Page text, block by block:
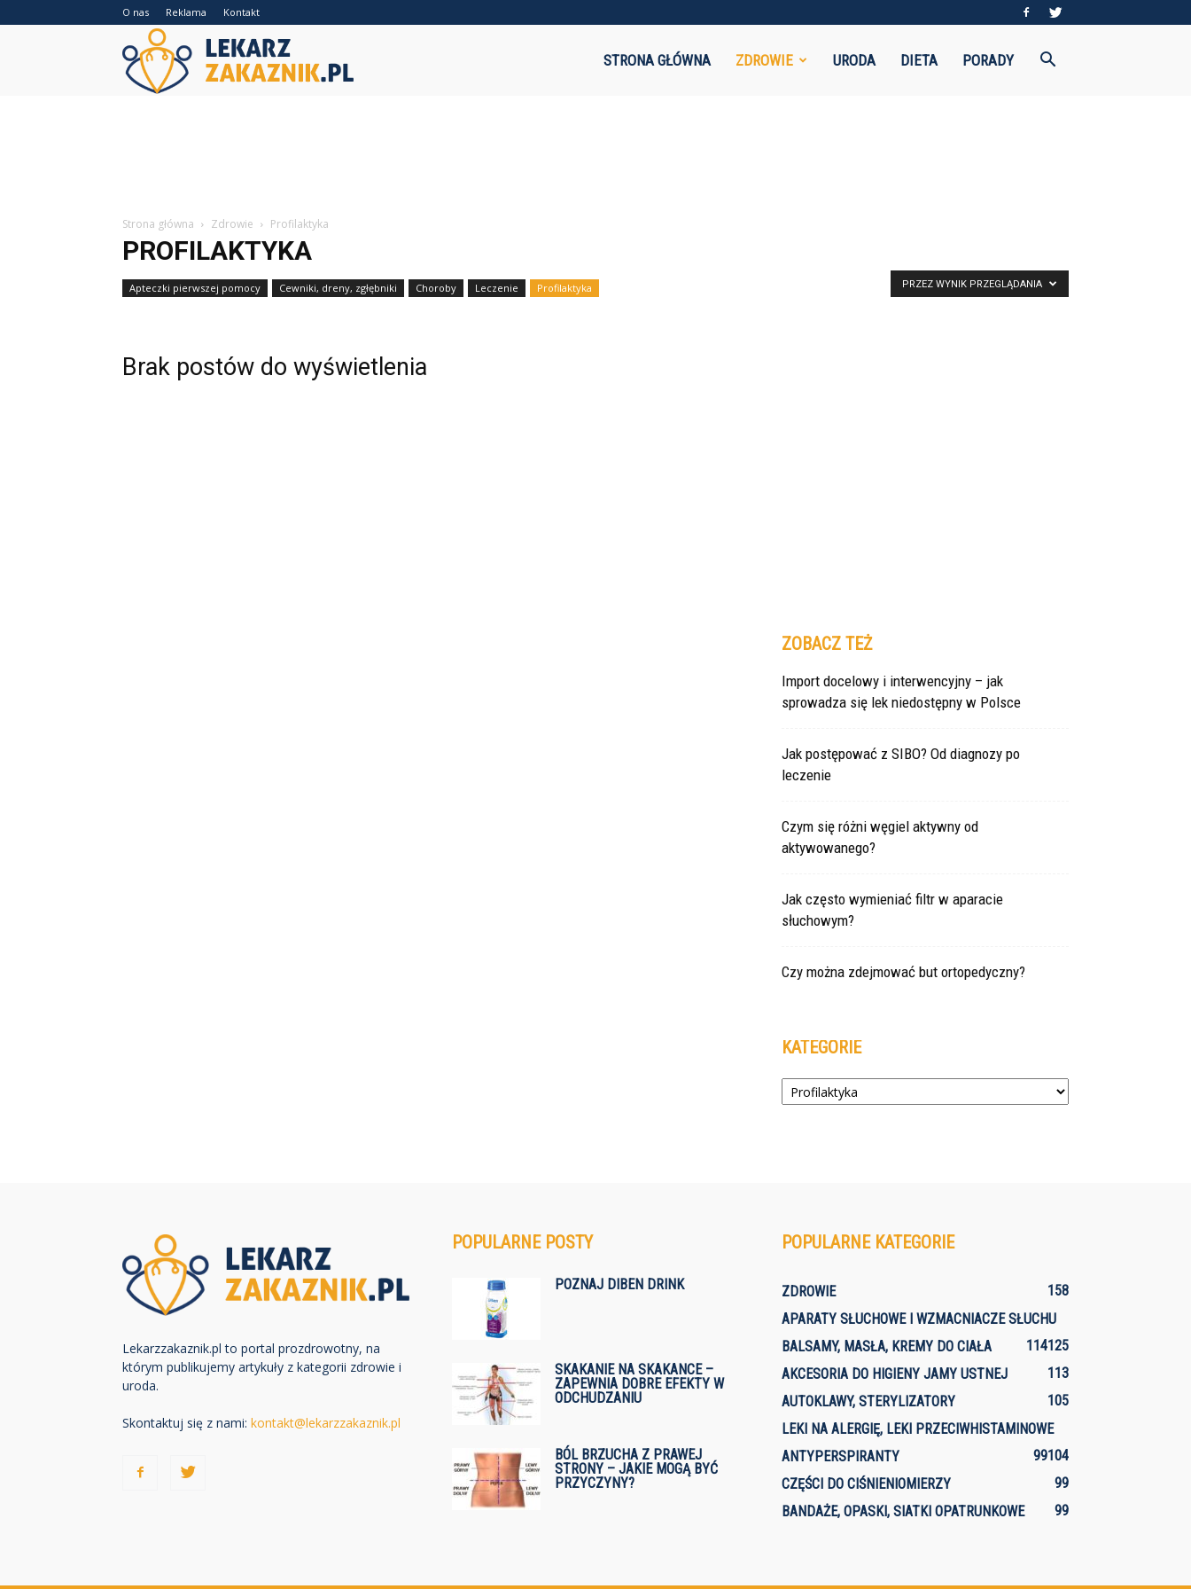
O nas Reklama Kontakt
STRONA GŁÓWNA ZDROWIE URODA DIETA PORADY
Strona główna Zdrowie Profilaktyka
PROFILAKTYKA
Apteczki pierwszej pomocy Cewniki, dreny, zgłębniki Choroby Leczenie Profilaktyka PRZEZ WYNIK PRZEGLĄDANIA
Brak postów do wyświetlenia
ZOBACZ TEŻ
Import docelowy i interwencyjny – jak
sprowadza się lek niedostępny w Polsce
Jak postępować z SIBO? Od diagnozy po
leczenie
Czym się różni węgiel aktywny od
aktywowanego?
Jak często wymieniać filtr w aparacie
słuchowym?
Czy można zdejmować but ortopedyczny?
KATEGORIE
Kategorie
Lekarzzakaznik.pl to portal prozdrowotny, na
którym publikujemy artykuły z kategorii zdrowie i
uroda.
Skontaktuj się z nami: kontakt@lekarzzakaznik.pl
POPULARNE POSTY
POZNAJ DIBEN DRINK
SKAKANIE NA SKAKANCE –
ZAPEWNIA DOBRE EFEKTY W
ODCHUDZANIU
BÓL BRZUCHA Z PRAWEJ
STRONY – JAKIE MOGĄ BYĆ
PRZYCZYNY?
POPULARNE KATEGORIE
ZDROWIE
158
APARATY SŁUCHOWE I WZMACNIACZE SŁUCHU
125
BALSAMY, MASŁA, KREMY DO CIAŁA
114
AKCESORIA DO HIGIENY JAMY USTNEJ
113
AUTOKLAWY, STERYLIZATORY
105
LEKI NA ALERGIĘ, LEKI PRZECIWHISTAMINOWE
104
ANTYPERSPIRANTY
99
CZĘŚCI DO CIŚNIENIOMIERZY
99
BANDAŻE, OPASKI, SIATKI OPATRUNKOWE
99